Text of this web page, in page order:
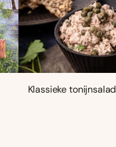
Klassieke